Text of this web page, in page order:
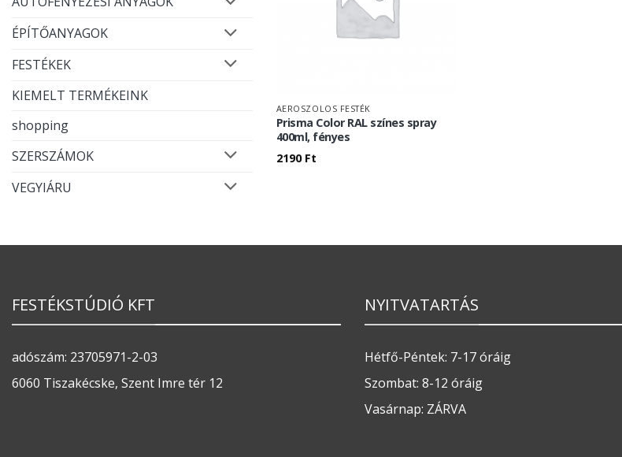
ÉPÍTŐANYAGOK
FESTÉKEK
KIEMELT TERMÉKEINK
shopping
SZERSZÁMOK
VEGYIÁRU
AEROSZOLOS FESTÉK
Prisma Color RAL színes spray
400ml, fényes
2190 Ft
FESTÉKSTÚDIÓ KFT
adószám: 23705971-2-03
6060 Tiszakécske, Szent Imre tér 12
NYITVATARTÁS
Hétfő-Péntek: 7-17 óráig
Szombat: 8-12 óráig
Vasárnap: ZÁRVA